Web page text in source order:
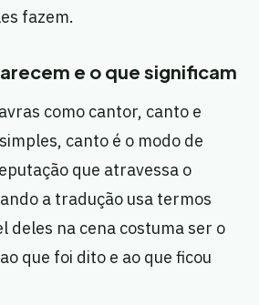
fazem.
e o que significam
como cantor, canto e
canto é o modo de
que atravessa o
a tradução usa termos
deles na cena costuma ser o
que foi dito e ao que ficou